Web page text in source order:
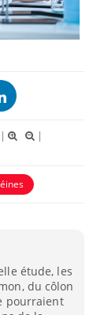
|
|
étude, les
du côlon
pourraient